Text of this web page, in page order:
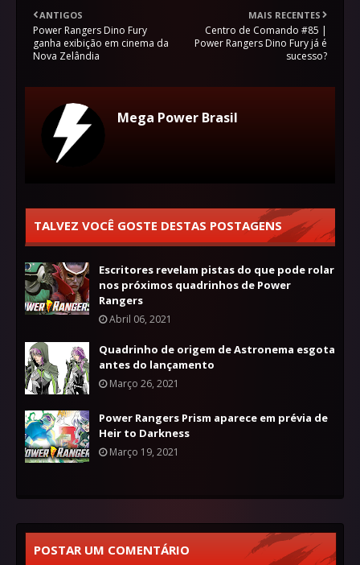
MAIS RECENTES
Centro de Comando #85 |
Power Rangers Dino Fury já é
sucesso?
ANTIGOS
Power Rangers Dino Fury
ganha exibição em cinema da
Nova Zelândia
Mega Power Brasil
TALVEZ VOCÊ GOSTE DESTAS POSTAGENS
Escritores revelam pistas do que pode rolar
nos próximos quadrinhos de Power
Rangers
Abril 06, 2021
Quadrinho de origem de Astronema esgota
antes do lançamento
Março 26, 2021
Power Rangers Prism aparece em prévia de
Heir to Darkness
Março 19, 2021
POSTAR UM COMENTÁRIO